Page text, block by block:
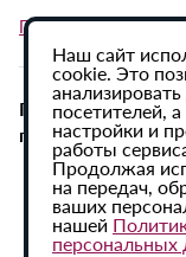
Политика в
При
гиперссылка на
Наш сайт
cookie. Это
посетителей,
настройки и
работы
Продолжая
на передач,
ваших
нашей